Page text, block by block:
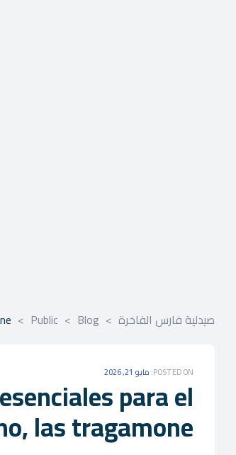
صيدلية فارس الفاخرة >
Blog
>
Public
>
POSTED ON: مايو 21, 2026
para el
las tragamone